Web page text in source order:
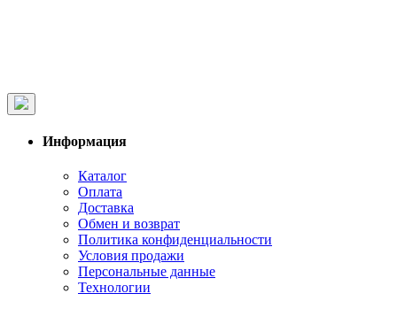
Информация
Каталог
Оплата
Доставка
Обмен и возврат
Политика конфиденциальности
Условия продажи
Персональные данные
Технологии